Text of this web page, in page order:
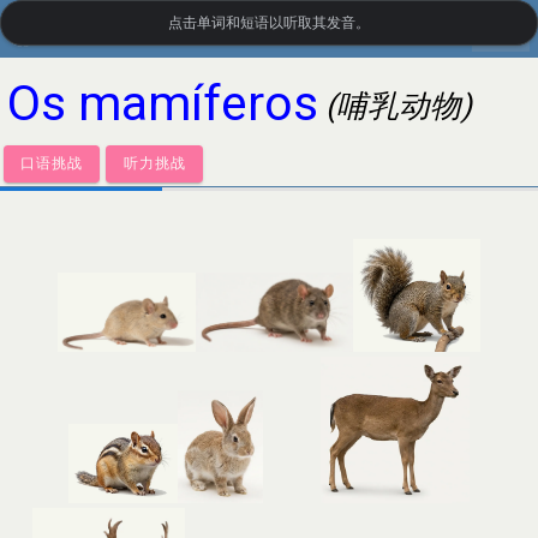
LanguageGuide.org•葡萄牙语视觉词汇
Os mamíferos (哺乳动物)
口语挑战 听力挑战
点击单词和短语以听取其发音。